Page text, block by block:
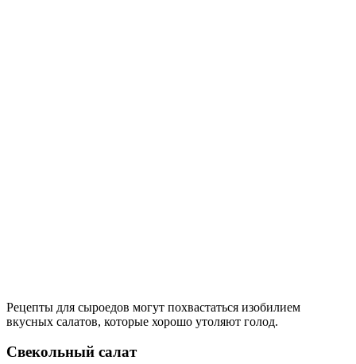
Рецепты для сыроедов могут похвастаться изобилием
вкусных салатов, которые хорошо утоляют голод.
Свекольный салат